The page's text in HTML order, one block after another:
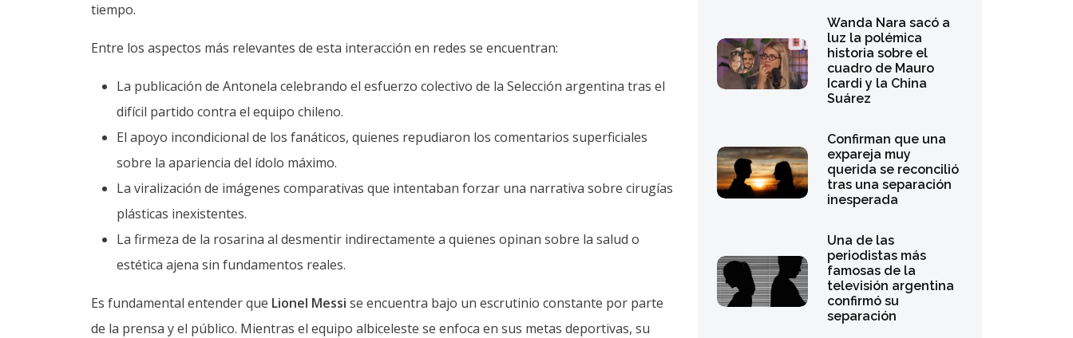
tiempo.
Entre los aspectos más relevantes de esta interacción en redes se encuentran:
La publicación de Antonela celebrando el esfuerzo colectivo de la Selección argentina tras el
difícil partido contra el equipo chileno.
El apoyo incondicional de los fanáticos, quienes repudiaron los comentarios superficiales
sobre la apariencia del ídolo máximo.
La viralización de imágenes comparativas que intentaban forzar una narrativa sobre cirugías
plásticas inexistentes.
La firmeza de la rosarina al desmentir indirectamente a quienes opinan sobre la salud o
estética ajena sin fundamentos reales.
Es fundamental entender que Lionel Messi se encuentra bajo un escrutinio constante por parte
de la prensa y el público. Mientras el equipo albiceleste se enfoca en sus metas deportivas, su
Wanda Nara sacó a
luz la polémica
historia sobre el
cuadro de Mauro
Icardi y la China
Suárez
Confirman que una
expareja muy
querida se reconcilió
tras una separación
inesperada
Una de las
periodistas más
famosas de la
televisión argentina
confirmó su
separación